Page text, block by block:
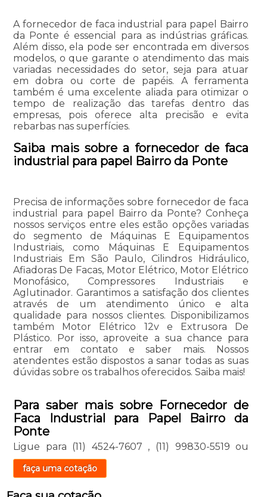
A fornecedor de faca industrial para papel Bairro
da Ponte é essencial para as indústrias gráficas.
Além disso, ela pode ser encontrada em diversos
modelos, o que garante o atendimento das mais
variadas necessidades do setor, seja para atuar
em dobra ou corte de papéis. A ferramenta
também é uma excelente aliada para otimizar o
tempo de realização das tarefas dentro das
empresas, pois oferece alta precisão e evita
rebarbas nas superfícies.
Saiba mais sobre a fornecedor de faca
industrial para papel Bairro da Ponte
Precisa de informações sobre fornecedor de faca
industrial para papel Bairro da Ponte? Conheça
nossos serviços entre eles estão opções variadas
do segmento de Máquinas E Equipamentos
Industriais, como Máquinas E Equipamentos
Industriais Em São Paulo, Cilindros Hidráulico,
Afiadoras De Facas, Motor Elétrico, Motor Elétrico
Monofásico, Compressores Industriais e
Aglutinador. Garantimos a satisfação dos clientes
através de um atendimento único e alta
qualidade para nossos clientes. Disponibilizamos
também Motor Elétrico 12v e Extrusora De
Plástico. Por isso, aproveite a sua chance para
entrar em contato e saber mais. Nossos
atendentes estão dispostos a sanar todas as suas
dúvidas sobre os trabalhos oferecidos. Saiba mais!
Para saber mais sobre Fornecedor de
Faca Industrial para Papel Bairro da
Ponte
Ligue para (11) 4524-7607 , (11) 99830-5519 ou
faça uma cotação